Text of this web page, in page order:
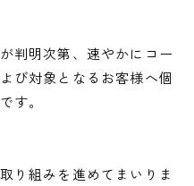
判明次第、速やかにコー
び対象となるお客様へ個
す。
り組みを進めてまいりま